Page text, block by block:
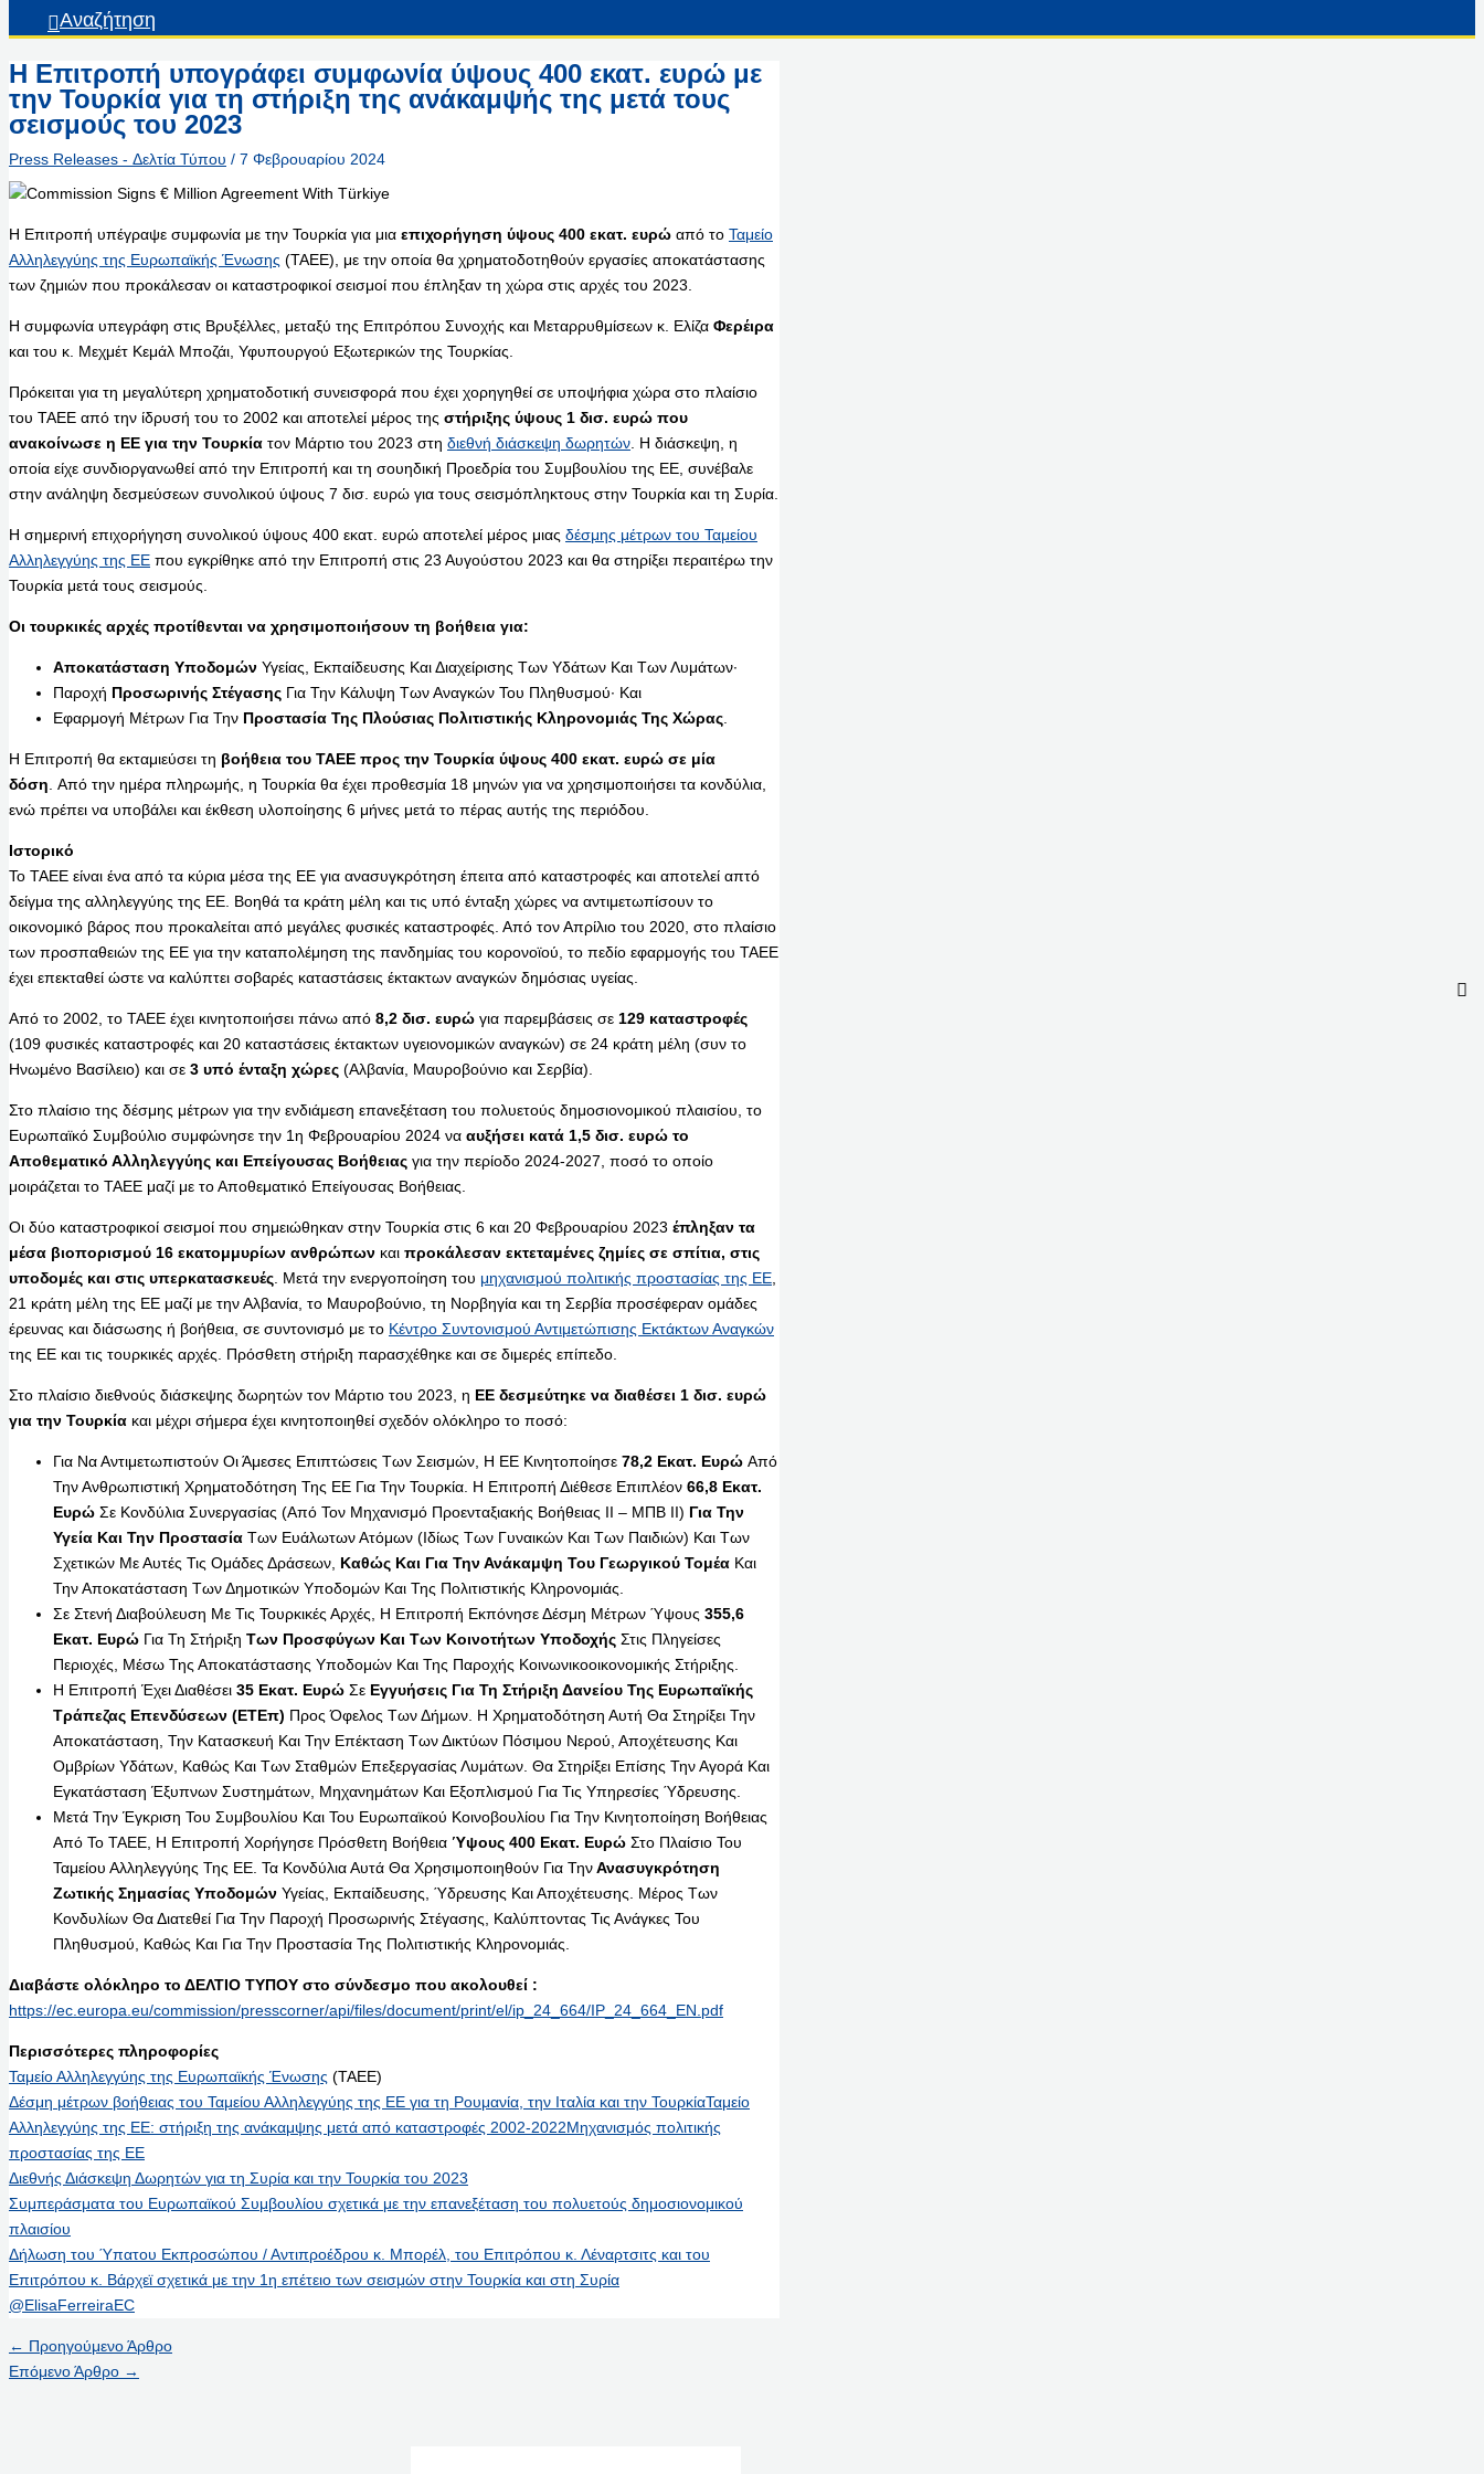
Αναζήτηση
Η Επιτροπή υπογράφει συμφωνία ύψους 400 εκατ. ευρώ με
την Τουρκία για τη στήριξη της ανάκαμψής της μετά τους
σεισμούς του 2023
Press Releases - Δελτία Τύπου / 7 Φεβρουαρίου 2024
Η Επιτροπή υπέγραψε συμφωνία με την Τουρκία για μια επιχορήγηση ύψους 400 εκατ. ευρώ από το Ταμείο
Αλληλεγγύης της Ευρωπαϊκής Ένωσης (ΤΑΕΕ), με την οποία θα χρηματοδοτηθούν εργασίες αποκατάστασης
των ζημιών που προκάλεσαν οι καταστροφικοί σεισμοί που έπληξαν τη χώρα στις αρχές του 2023.
Η συμφωνία υπεγράφη στις Βρυξέλλες, μεταξύ της Επιτρόπου Συνοχής και Μεταρρυθμίσεων κ. Ελίζα Φερέιρα
και του κ. Μεχμέτ Κεμάλ Μποζάι, Υφυπουργού Εξωτερικών της Τουρκίας.
Πρόκειται για τη μεγαλύτερη χρηματοδοτική συνεισφορά που έχει χορηγηθεί σε υποψήφια χώρα στο πλαίσιο
του ΤΑΕΕ από την ίδρυσή του το 2002 και αποτελεί μέρος της στήριξης ύψους 1 δισ. ευρώ που
ανακοίνωσε η ΕΕ για την Τουρκία τον Μάρτιο του 2023 στη διεθνή διάσκεψη δωρητών . Η διάσκεψη, η
οποία είχε συνδιοργανωθεί από την Επιτροπή και τη σουηδική Προεδρία του Συμβουλίου της ΕΕ, συνέβαλε
στην ανάληψη δεσμεύσεων συνολικού ύψους 7 δισ. ευρώ για τους σεισμόπληκτους στην Τουρκία και τη Συρία.
Η σημερινή επιχορήγηση συνολικού ύψους 400 εκατ. ευρώ αποτελεί μέρος μιας δέσμης μέτρων του Ταμείου
Αλληλεγγύης της ΕΕ που εγκρίθηκε από την Επιτροπή στις 23 Αυγούστου 2023 και θα στηρίξει περαιτέρω την
Τουρκία μετά τους σεισμούς.
Οι τουρκικές αρχές προτίθενται να χρησιμοποιήσουν τη βοήθεια για:
Αποκατάσταση Υποδομών Υγείας, Εκπαίδευσης Και Διαχείρισης Των Υδάτων Και Των Λυμάτων·
Παροχή Προσωρινής Στέγασης Για Την Κάλυψη Των Αναγκών Του Πληθυσμού· Και
Εφαρμογή Μέτρων Για Την Προστασία Της Πλούσιας Πολιτιστικής Κληρονομιάς Της Χώρας
Η Επιτροπή θα εκταμιεύσει τη βοήθεια του ΤΑΕΕ προς την Τουρκία ύψους 400 εκατ. ευρώ σε μία
δόση . Από την ημέρα πληρωμής, η Τουρκία θα έχει προθεσμία 18 μηνών για να χρησιμοποιήσει τα κονδύλια,
ενώ πρέπει να υποβάλει και έκθεση υλοποίησης 6 μήνες μετά το πέρας αυτής της περιόδου.
Ιστορικό
Το ΤΑΕΕ είναι ένα από τα κύρια μέσα της ΕΕ για ανασυγκρότηση έπειτα από καταστροφές και αποτελεί απτό
δείγμα της αλληλεγγύης της ΕΕ. Βοηθά τα κράτη μέλη και τις υπό ένταξη χώρες να αντιμετωπίσουν το
οικονομικό βάρος που προκαλείται από μεγάλες φυσικές καταστροφές. Από τον Απρίλιο του 2020, στο πλαίσιο
των προσπαθειών της ΕΕ για την καταπολέμηση της πανδημίας του κορονοϊού, το πεδίο εφαρμογής του ΤΑΕΕ
έχει επεκταθεί ώστε να καλύπτει σοβαρές καταστάσεις έκτακτων αναγκών δημόσιας υγείας.
Από το 2002, το ΤΑΕΕ έχει κινητοποιήσει πάνω από 8,2 δισ. ευρώ για παρεμβάσεις σε 129 καταστροφές
(109 φυσικές καταστροφές και 20 καταστάσεις έκτακτων υγειονομικών αναγκών) σε 24 κράτη μέλη (συν το
Ηνωμένο Βασίλειο) και σε 3 υπό ένταξη χώρες (Αλβανία, Μαυροβούνιο και Σερβία).
Στο πλαίσιο της δέσμης μέτρων για την ενδιάμεση επανεξέταση του πολυετούς δημοσιονομικού πλαισίου, το
Ευρωπαϊκό Συμβούλιο συμφώνησε την 1η Φεβρουαρίου 2024 να αυξήσει κατά 1,5 δισ. ευρώ το
Αποθεματικό Αλληλεγγύης και Επείγουσας Βοήθειας για την περίοδο 2024-2027, ποσό το οποίο
μοιράζεται το ΤΑΕΕ μαζί με το Αποθεματικό Επείγουσας Βοήθειας.
Οι δύο καταστροφικοί σεισμοί που σημειώθηκαν στην Τουρκία στις 6 και 20 Φεβρουαρίου 2023 έπληξαν τα
μέσα βιοπορισμού 16 εκατομμυρίων ανθρώπων και προκάλεσαν εκτεταμένες ζημίες σε σπίτια, στις
υποδομές και στις υπερκατασκευές . Μετά την ενεργοποίηση του μηχανισμού πολιτικής προστασίας της ΕΕ
21 κράτη μέλη της ΕΕ μαζί με την Αλβανία, το Μαυροβούνιο, τη Νορβηγία και τη Σερβία προσέφεραν ομάδες
έρευνας και διάσωσης ή βοήθεια, σε συντονισμό με το Κέντρο Συντονισμού Αντιμετώπισης Εκτάκτων Αναγκών
της ΕΕ και τις τουρκικές αρχές. Πρόσθετη στήριξη παρασχέθηκε και σε διμερές επίπεδο.
Στο πλαίσιο διεθνούς διάσκεψης δωρητών τον Μάρτιο του 2023, η ΕΕ δεσμεύτηκε να διαθέσει 1 δισ. ευρώ
για την Τουρκία και μέχρι σήμερα έχει κινητοποιηθεί σχεδόν ολόκληρο το ποσό:
Για Να Αντιμετωπιστούν Οι Άμεσες Επιπτώσεις Των Σεισμών, Η ΕΕ Κινητοποίησε 78,2 Εκατ. Ευρώ Από
Την Ανθρωπιστική Χρηματοδότηση Της ΕΕ Για Την Τουρκία. Η Επιτροπή Διέθεσε Επιπλέον 66,8 Εκατ.
Ευρώ Σε Κονδύλια Συνεργασίας (από Τον Μηχανισμό Προενταξιακής Βοήθειας ΙΙ – ΜΠΒ ΙΙ) Για Την
Υγεία Και Την Προστασία Των Ευάλωτων Ατόμων (ιδίως Των Γυναικών Και Των Παιδιών) Και Των
Σχετικών Με Αυτές Τις Ομάδες Δράσεων, Καθώς Και Για Την Ανάκαμψη Του Γεωργικού Τομέα Και
Την Αποκατάσταση Των Δημοτικών Υποδομών Και Της Πολιτιστικής Κληρονομιάς.
Σε Στενή Διαβούλευση Με Τις Τουρκικές Αρχές, Η Επιτροπή Εκπόνησε Δέσμη Μέτρων Ύψους 355,6
Εκατ. Ευρώ Για Τη Στήριξη Των Προσφύγων Και Των Κοινοτήτων Υποδοχής Στις Πληγείσες
Περιοχές, Μέσω Της Αποκατάστασης Υποδομών Και Της Παροχής Κοινωνικοοικονομικής Στήριξης.
Η Επιτροπή Έχει Διαθέσει 35 Εκατ. Ευρώ Σε Εγγυήσεις Για Τη Στήριξη Δανείου Της Ευρωπαϊκής
Τράπεζας Επενδύσεων (ΕΤΕπ) Προς Όφελος Των Δήμων. Η Χρηματοδότηση Αυτή Θα Στηρίξει Την
Αποκατάσταση, Την Κατασκευή Και Την Επέκταση Των Δικτύων Πόσιμου Νερού, Αποχέτευσης Και
Ομβρίων Υδάτων, Καθώς Και Των Σταθμών Επεξεργασίας Λυμάτων. Θα Στηρίξει Επίσης Την Αγορά Και
Εγκατάσταση Έξυπνων Συστημάτων, Μηχανημάτων Και Εξοπλισμού Για Τις Υπηρεσίες Ύδρευσης.
Μετά Την Έγκριση Του Συμβουλίου Και Του Ευρωπαϊκού Κοινοβουλίου Για Την Κινητοποίηση Βοήθειας
Από Το ΤΑΕΕ, Η Επιτροπή Χορήγησε Πρόσθετη Βοήθεια Ύψους 400 Εκατ. Ευρώ Στο Πλαίσιο Του
Ταμείου Αλληλεγγύης Της ΕΕ. Τα Κονδύλια Αυτά Θα Χρησιμοποιηθούν Για ΤηνΑνασυγκρότηση
Ζωτικής Σημασίας Υποδομών Υγείας, Εκπαίδευσης, Ύδρευσης Και Αποχέτευσης. Μέρος Των
Κονδυλίων Θα Διατεθεί Για Την Παροχή Προσωρινής Στέγασης, Καλύπτοντας Τις Ανάγκες Του
Πληθυσμού, Καθώς Και Για Την Προστασία Της Πολιτιστικής Κληρονομιάς.
Διαβάστε ολόκληρο το ΔΕΛΤΙΟ ΤΥΠΟΥ στο σύνδεσμο που ακολουθεί :
https://ec.europa.eu/commission/presscorner/api/files/document/print/el/ip_24_664/IP_24_664_EN.pdf
Περισσότερες πληροφορίες
Ταμείο Αλληλεγγύης της Ευρωπαϊκής Ένωσης (ΤΑΕΕ)
Δέσμη μέτρων βοήθειας του Ταμείου Αλληλεγγύης της ΕΕ για τη Ρουμανία, την Ιταλία και την ΤουρκίαΤαμείο
Αλληλεγγύης της ΕΕ: στήριξη της ανάκαμψης μετά από καταστροφές 2002-2022Μηχανισμός πολιτικής
προστασίας της ΕΕ
Διεθνής Διάσκεψη Δωρητών για τη Συρία και την Τουρκία του 2023
Συμπεράσματα του Ευρωπαϊκού Συμβουλίου σχετικά με την επανεξέταση του πολυετούς δημοσιονομικού
πλαισίου
Δήλωση του Ύπατου Εκπροσώπου / Αντιπροέδρου κ. Μπορέλ, του Επιτρόπου κ. Λέναρτσιτς και του
Επιτρόπου κ. Βάρχεϊ σχετικά με την 1η επέτειο των σεισμών στην Τουρκία και στη Συρία
@ElisaFerreiraEC
← Προηγούμενο Άρθρο
Επόμενο Άρθρο →